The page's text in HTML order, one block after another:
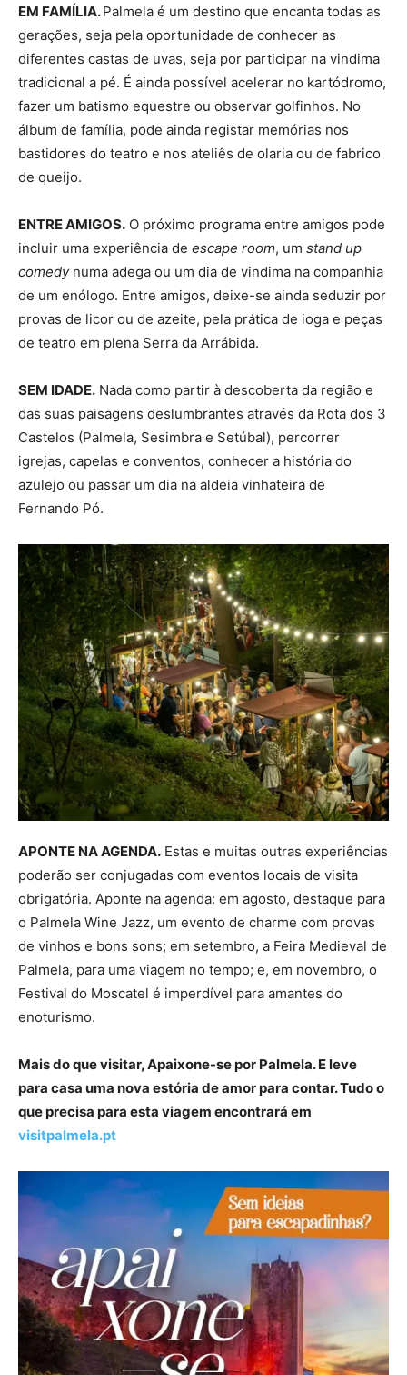
EM FAMÍLIA.Palmela é um destino que encanta todas as
gerações, seja pela oportunidade de conhecer as
diferentes castas de uvas, seja por participar na vindima
tradicional a pé. É ainda possível acelerar no kartódromo,
fazer um batismo equestre ou observar golfinhos. No
álbum de família, pode ainda registar memórias nos
bastidores do teatro e nos ateliês de olaria ou de fabrico
de queijo.
ENTRE AMIGOS. O próximo programa entre amigos pode
incluir uma experiência de escape room, um stand up
comedynuma adega ou um dia de vindima na companhia
de um enólogo. Entre amigos, deixe-se ainda seduzir por
provas de licor ou de azeite, pela prática de ioga e peças
de teatro em plena Serra da Arrábida.
SEM IDADE. Nada como partir à descoberta da região e
das suas paisagens deslumbrantes através da Rota dos 3
Castelos (Palmela, Sesimbra e Setúbal), percorrer
igrejas, capelas e conventos, conhecer a história do
azulejo ou passar um dia na aldeia vinhateira de
Fernando Pó.
APONTE NA AGENDA. Estas e muitas outras experiências
poderão ser conjugadas com eventos locais de visita
obrigatória. Aponte na agenda: em agosto, destaque para
o Palmela Wine Jazz, um evento de charme com provas
de vinhos e bons sons; em setembro, a Feira Medieval de
Palmela, para uma viagem no tempo; e, em novembro, o
Festival do Moscatel é imperdível para amantes do
enoturismo.
Mais do que visitar, Apaixone-se por Palmela. E leve
para casa uma nova estória de amor para contar. Tudo o
que precisa para esta viagem encontrará em
visitpalmela.pt